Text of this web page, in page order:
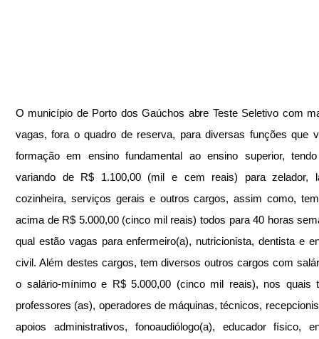
O município de Porto dos Gaúchos abre Teste Seletivo com
vagas, fora o quadro de reserva, para diversas funções que
formação em ensino fundamental ao ensino superior,
variando de R$ 1.100,00 (mil e cem reais) para zelador,
cozinheira, serviços gerais e outros cargos, assim como,
acima de R$ 5.000,00 (cinco mil reais) todos para 40 horas
qual estão vagas para enfermeiro(a), nutricionista, dentista e
civil. Além destes cargos, tem diversos outros cargos com
o salário-mínimo e R$ 5.000,00 (cinco mil reais), nos quais
professores (as), operadores de máquinas, técnicos,
apoios administrativos, fonoaudiólogo(a), educador físico,